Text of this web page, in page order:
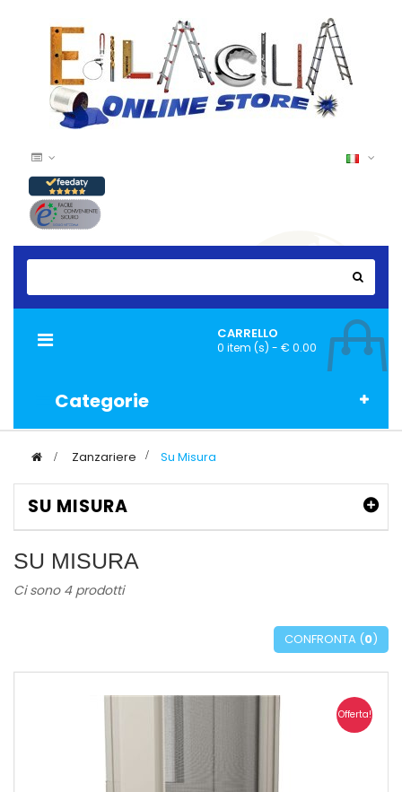
CARRELLO
0 item (s) - € 0.00
Categorie
Navigazione
> Zanzariere > Su Misura
SU MISURA
SU MISURA
Ci sono 4 prodotti
CONFRONTA (0)
Offerta!